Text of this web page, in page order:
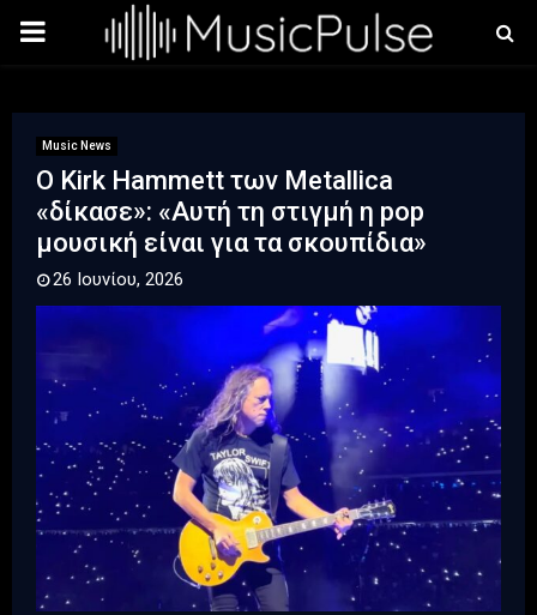
PRIMARY
Music News
Ο Kirk Hammett των Metallica
«δίκασε»: «Αυτή τη στιγμή η pop
μουσική είναι για τα σκουπίδια»
26 Ιουνίου, 2026